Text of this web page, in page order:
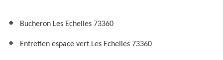
Bucheron Les Echelles 73360
Entretien espace vert Les Echelles 73360